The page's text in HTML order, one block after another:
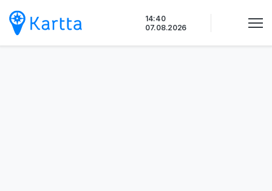
sisältöön
14:40
07.08.2026